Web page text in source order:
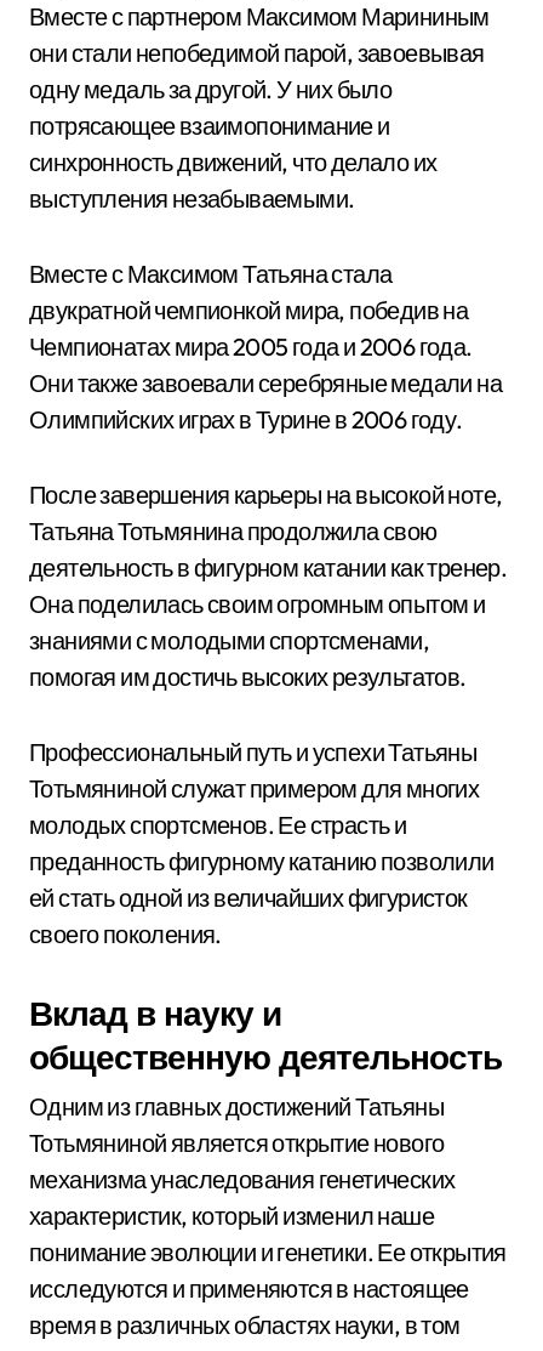
Вместе с партнером Максимом Марининым
они стали непобедимой парой, завоевывая
одну медаль за другой. У них было
потрясающее взаимопонимание и
синхронность движений, что делало их
выступления незабываемыми.
Вместе с Максимом Татьяна стала
двукратной чемпионкой мира, победив на
Чемпионатах мира 2005 года и 2006 года.
Они также завоевали серебряные медали на
Олимпийских играх в Турине в 2006 году.
После завершения карьеры на высокой ноте,
Татьяна Тотьмянина продолжила свою
деятельность в фигурном катании как тренер.
Она поделилась своим огромным опытом и
знаниями с молодыми спортсменами,
помогая им достичь высоких результатов.
Профессиональный путь и успехи Татьяны
Тотьмяниной служат примером для многих
молодых спортсменов. Ее страсть и
преданность фигурному катанию позволили
ей стать одной из величайших фигуристок
своего поколения.
Вклад в науку и
общественную деятельность
Одним из главных достижений Татьяны
Тотьмяниной является открытие нового
механизма унаследования генетических
характеристик, который изменил наше
понимание эволюции и генетики. Ее открытия
исследуются и применяются в настоящее
время в различных областях науки, в том